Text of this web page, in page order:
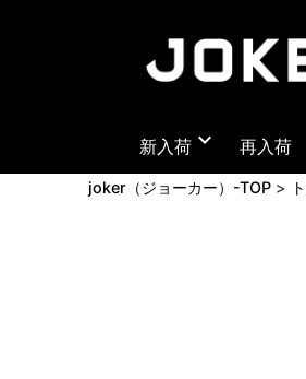
新入荷 expand_more 再入荷
joker（ジョーカー）-TOP